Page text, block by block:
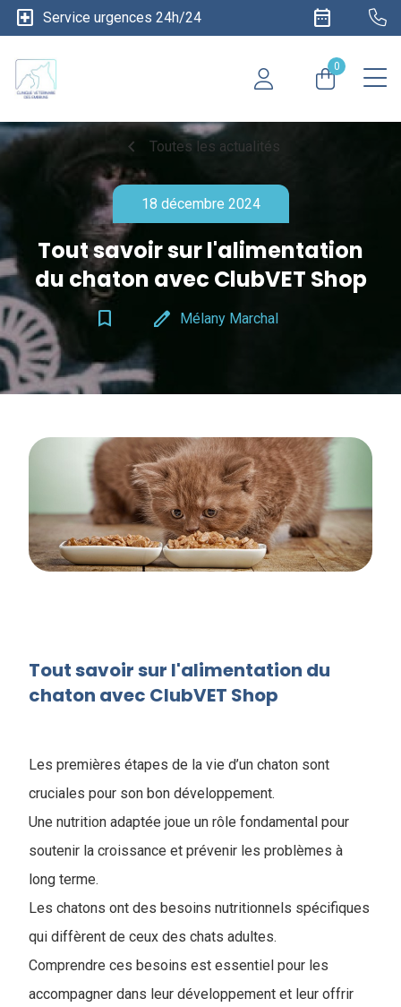
local_hospital Service urgences 24h/24 date_range
0
chevron_left Toutes les actualités
18 décembre 2024
Tout savoir sur l'​alimentation
du chaton avec ClubVET Shop
bookmark_border edit Mélany Marchal
Tout savoir sur l'​alimentation du
chaton avec ClubVET Shop
Les premières étapes de la vie d’un chaton sont
cruciales pour son bon développement.
Une nutrition adaptée joue un rôle fondamental pour
soutenir la croissance et prévenir les problèmes à
long terme.
Les chatons ont des besoins nutritionnels spécifiques
qui diffèrent de ceux des chats adultes.
Comprendre ces besoins est essentiel pour les
accompagner dans leur développement et leur offrir